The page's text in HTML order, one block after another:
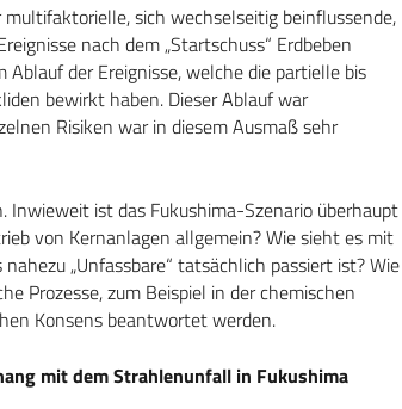
sich wechselseitig beinflussende,
nach dem „Startschuss“ Erdbeben
der Ereignisse, welche die partielle bis
bewirkt haben. Dieser Ablauf war
Risiken war in diesem Ausmaß sehr
Inwieweit ist das Fukushima-Szenario überhaupt
von Kernanlagen allgemein? Wie sieht es mit
„Unfassbare“ tatsächlich passiert ist? Wie
Prozesse, zum Beispiel in der chemischen
Konsens beantwortet werden.
mit dem Strahlenunfall in Fukushima